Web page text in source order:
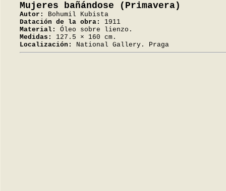
Mujeres bañándose (Primavera)
Autor:
Bohumil Kubista
Datación de la obra:
1911
Material:
Óleo sobre lienzo.
Medidas:
127.5 × 160 cm.
Localización:
National Gallery. Praga